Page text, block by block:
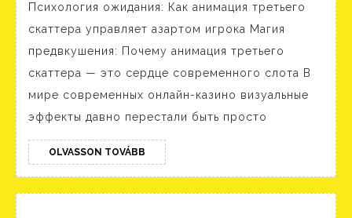
Как
анимация
третьего
скаттера
управляет
Психология ожидания: Как анимация третьего
скаттера управляет азартом игрока Магия
предвкушения: Почему анимация третьего
скаттера — это сердце современного слота В
мире современных онлайн-казино визуальные
эффекты давно перестали быть просто
OLVASSON TOVÁBB OLVASSON
TOVÁBB